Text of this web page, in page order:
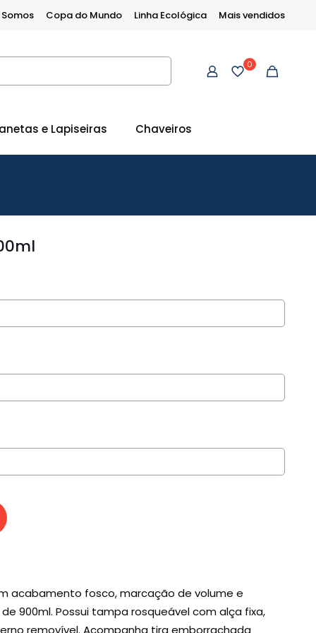
Copa do Mundo Linha Ecológica Mais vendidos
0
e Lapiseiras Chaveiros
acabamento fosco, marcação de volume e
900ml. Possui tampa rosqueável com alça fixa,
removível. Acompanha tira emborrachada